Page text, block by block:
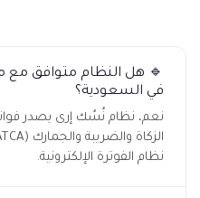
🔹 هل النظام متوافق مع
في السعودية؟
نعم، نظام نُسُك إرى يصدر
نظام الفوترة الإلكترونية.